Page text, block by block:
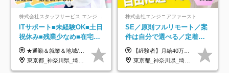
ITサポート■未経験OK■土日
祝休み■残業少なめ■在宅実
績あり■約900種類のスキル
アップ講座あり■全国募集
★通勤＆就業＆地域/住宅＆役職手当あり ★残業代は全額支給 ★選べる給与制度あり！ ■東京・神奈川・千葉・埼玉勤務の場合 月給24.5万円～55万円＋諸手当 （残業代は全額支給） (20,000円の地域/住宅手当込み) ■愛知・京都・大阪・兵庫勤務の場合 月給24万円以上＋諸手当 （残業代は全額支給） (15,000円の地域/住宅手当込み) ■茨城・栃木・群馬・静岡・三重・滋賀・広島・福岡勤務の場合 月給23.5万円以上＋諸手当 （残業代は全額支給） (10,000円の地域/住宅手当込み) ■北海道・宮城・山梨・長野・岐阜・奈良・和歌山・岡山勤務の場合 月給23万円以上＋諸手当 （残業代は全額支給） (5,000円の地域/住宅手当込み) ■その他のエリア勤務の場合 月給22.5万円以上＋諸手当 （残業代は全額支給） ※経験や能力を考慮し、当社規定により優遇します 【昇給：年一回実施】 【選べる給与制度】 ★収入を重視する方に… 「変動型人事制度」の選択も可能（派遣先からの評価に応じて収入アップ！） ※年2回のタイミングで希望者と面談の上決定します。
東京都_神奈川県_埼玉県_千葉県_大阪府_愛知県_北海道_岩手県_宮城県_山形県_福島県_茨城県_栃木県_群馬県_山梨県_長野県_富山県_石川県_静岡県_岐阜県_三重県_兵庫県_京都府_滋賀県_奈良県_広島県_岡山県_山口県_愛媛県_福岡県_熊本県_長崎県
株式会社エンジニアファースト
SE／原則フルリモート／案
件は自分で選べる／定着率
93%／20～30代活躍中！
【経験者】月給40万円～120万円(固定残業代含む)+各種手当 ★前職給与の総収入額を100％保証｜還元率84％〜100％ ★20代の平均年収570万円 ※月給には、みなし残業手当(月30時間／5万8000円以上)を含みます 超過分は別途追加支給 ※固定残業代は、時間外労働の有無に関わらず30時間分を、月5万8000円~15万7000円支給 ※上記を超える時間外労働分は追加で支給 【未経験者】月給21万円以上＋各種手当 固定残業なし(残業代発生分全額支給) ※6ヶ月の試用期間あり（※条件に変動なし） ▼単価連動性×還元率は84％～100％で収入の大幅UPが可能！ ・案件単価が月50万円の場合：年収417万円 ・案件単価が月70万円の場合：年収584万円 ・案件単価が月100万円の場合：年収834万円 ＜モデル年収＞ ▼400万円～500万円(入社初年度) ▼542万円～626万円(入社2年) ▼667万円～700万円(入社3年） ▼709万円～801万円(入社5年）
東京都_神奈川県_埼玉県_千葉県_大阪府_愛知県_北海道_青森県_岩手県_宮城県_秋田県_山形県_福島県_茨城県_栃木県_群馬県_新潟県_山梨県_長野県_富山県_石川県_福井県_静岡県_岐阜県_三重県_兵庫県_京都府_滋賀県_奈良県_和歌山県_広島県_岡山県_鳥取県_島根県_山口県_徳島県_香川県_愛媛県_高知県_福岡県_熊本県_佐賀県_長崎県_大分県_宮崎県_鹿児島県_沖縄県